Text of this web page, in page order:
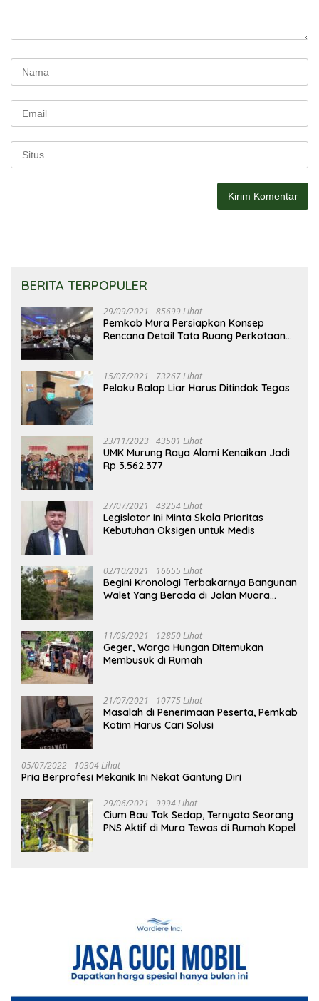
BERITA TERPOPULER
29/09/2021 85699 Lihat
Pemkab Mura Persiapkan Konsep
Rencana Detail Tata Ruang Perkotaan
15/07/2021 73267 Lihat
Pelaku Balap Liar Harus Ditindak Tegas
23/11/2023 43501 Lihat
UMK Murung Raya Alami Kenaikan Jadi
Rp 3.562.377
27/07/2021 43254 Lihat
Legislator Ini Minta Skala Prioritas
Kebutuhan Oksigen untuk Medis
02/10/2021 16655 Lihat
Begini Kronologi Terbakarnya Bangunan
Walet Yang Berada di Jalan Muara
11/09/2021 12850 Lihat
Geger, Warga Hungan Ditemukan
Membusuk di Rumah
21/07/2021 10775 Lihat
Masalah di Penerimaan Peserta, Pemkab
Kotim Harus Cari Solusi
05/07/2022 10304 Lihat
Pria Berprofesi Mekanik Ini Nekat Gantung Diri
29/06/2021 9994 Lihat
Cium Bau Tak Sedap, Ternyata Seorang
PNS Aktif di Mura Tewas di Rumah Kopel